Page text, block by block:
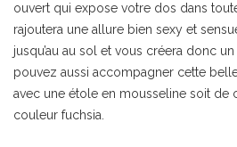
ouvert qui expose votre dos dans
rajoutera une allure bien sexy et
jusqu’au au sol et vous créera donc
pouvez aussi accompagner cette
avec une étole en mousseline soit de
couleur fuchsia.